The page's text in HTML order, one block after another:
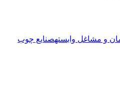
و مشاغل وابستهصنایع چوب